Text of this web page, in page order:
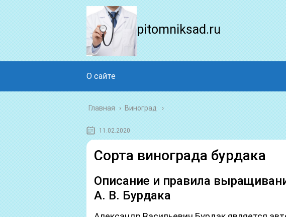
pitomniksad.ru
О сайте
Главная › Виноград
11.02.2020
Сорта винограда бурдака
Описание и правила
А. В. Бурдака